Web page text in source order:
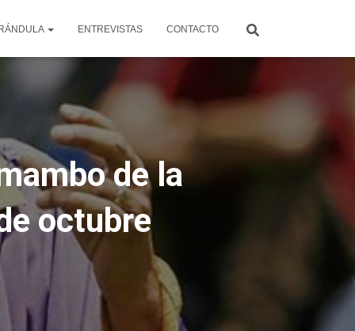
ENTREVISTAS CONTACTO
de la
octubre